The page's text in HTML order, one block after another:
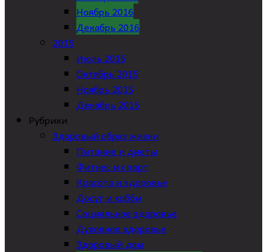
Ноябрь 2016
Декабрь 2016
2015
Июль 2015
Октябрь 2015
Ноябрь 2015
Декабрь 2015
Рубрики
Здоровый образ жизни
Питание и диеты
Фитнес и спорт
Красота и здоровье
Досуг и хобби
Социальное здоровье
Духовное здоровье
Здоровый дом